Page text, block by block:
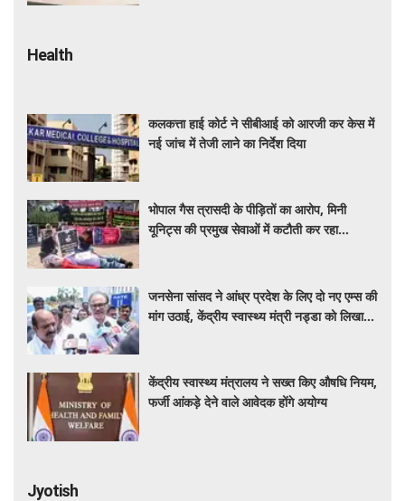
Health
कलकत्ता हाई कोर्ट ने सीबीआई को आरजी कर केस में
नई जांच में तेजी लाने का निर्देश दिया
भोपाल गैस त्रासदी के पीड़ितों का आरोप, मिनी
यूनिट्स की प्रमुख सेवाओं में कटौती कर रहा
जनसेना सांसद ने आंध्र प्रदेश के लिए दो नए एम्स की
मांग उठाई, केंद्रीय स्वास्थ्य मंत्री नड्डा को लिखा
केंद्रीय स्वास्थ्य मंत्रालय ने सख्त किए औषधि नियम,
फर्जी आंकड़े देने वाले आवेदक होंगे अयोग्य
Jyotish